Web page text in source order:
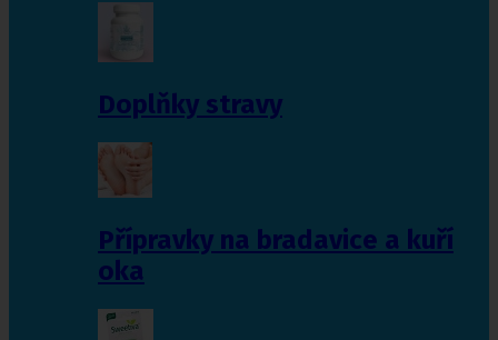
Doplňky stravy
Přípravky na bradavice a kuří
oka